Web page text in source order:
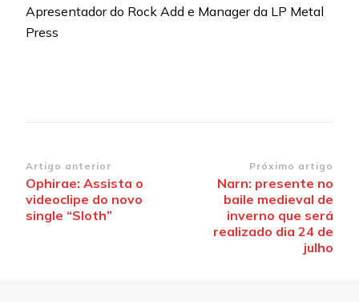
Apresentador do Rock Add e Manager da LP Metal
Press
Navegação
de
post
Artigo anterior
Ophirae: Assista o
videoclipe do novo
single “Sloth”
Próximo artigo
Narn: presente no
baile medieval de
inverno que será
realizado dia 24 de
julho